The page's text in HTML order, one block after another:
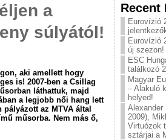
a
súlyától!
aki amellett hogy
is! 2007-ben a Csillag
láthattuk, majd
a legjobb női hang lett
pályázott az MTVA által
műsorba. Nem más ő,
Recent
Eurovízió
Eurovízió
új szezon!
ESC
találkozó
Magyar
– Alakuló
helyed!
Alexander
2009),
Virtuózok
sztárjai a